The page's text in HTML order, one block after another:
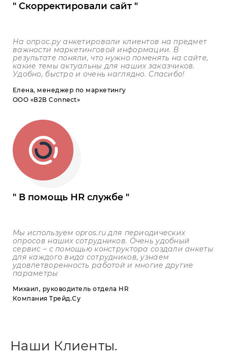
Скорректировали сайт
На опрос.ру анкетировали клиентов на предмет
важности маркетинговой информации. В
результате поняли, что нужно поменять на сайте,
какие темы актуальны для наших заказчиков.
Удобно, быстро и очень наглядно. Спасибо!
Елена, менеджер по маркетингу
ООО «В2В Connect»
В помощь HR службе
Мы используем opros.ruдля периодических
опросов наших сотрудников. Очень удобный
сервис – с помощью конструктора создали анкеты
для каждого вида сотрудников, узнаем
удовлетворенность работой и многие другие
параметры
Михаил, руководитель отдела HR
Компания Трейд.Су
Наши Клиенты.